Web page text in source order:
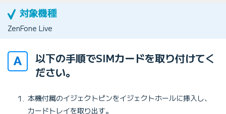
ZenFone Live
以下の手順でSIMカードを取り付けてく
ださい。
本機付属のイジェクトピンをイジェクトホールに挿入し、
カードトレイを取り出す。